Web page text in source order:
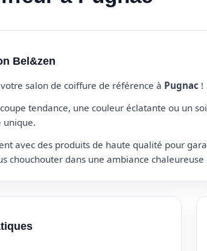
Bel&zen
salon de coiffure de référence à Pugnac !
tendance, une couleur éclatante ou un
unique.
avec des produits de haute qualité pour
chouchouter dans une ambiance